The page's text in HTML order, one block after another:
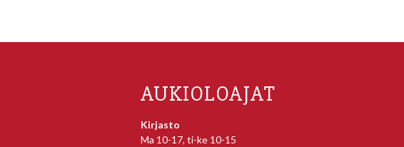
AUKIOLOAJAT
Kirjasto
Ma 10-17, ti-ke 10-15